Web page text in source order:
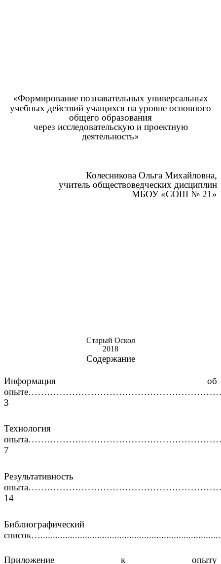
«Формирование познавательных универсальных
учебных действий учащихся на уровне основного
общего образования
через исследовательскую и проектную
деятельность»
Колесникова Ольга Михайловна,
учитель обществоведческих дисциплин
МБОУ «СОШ № 21»
Старый Оскол
2018
Содержание
Информация об
3
Технология
7
Результативность
14
Библиографический
Приложение к опыту